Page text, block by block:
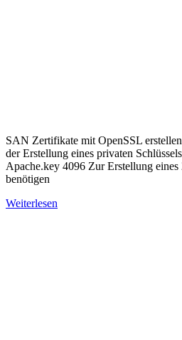
SAN Zertifikate mit OpenSSL
der Erstellung eines privaten
Apache.key 4096 Zur Erstellung eines
benötigen
Weiterlesen